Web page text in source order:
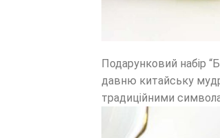
Подарунковий набір
давню китайську
традиційними